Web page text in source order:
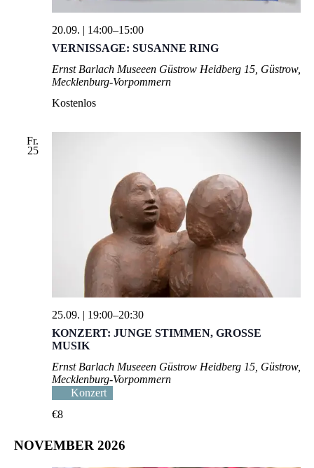
VERNISSAGE: SUSANNE RING
20.09. | 14:00–15:00
Ernst Barlach Museeen Güstrow Heidberg 15, Güstrow,
Mecklenburg-Vorpommern
Kostenlos
Fr.
25
KONZERT: JUNGE STIMMEN, GROSSE M
USIK
25.09. | 19:00–20:30
Ernst Barlach Museeen Güstrow Heidberg 15, Güstrow,
Mecklenburg-Vorpommern
Konzert
€8
NOVEMBER 2026